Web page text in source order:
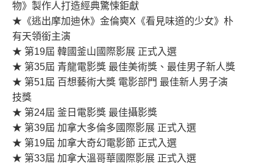
物》製作人打造經典驚悚鉅獻
★《逃出摩加迪休》金倫奭X《看見味道的少女》朴
有天領銜主演
★ 第19屆 韓國釜山國際影展 正式入選
★ 第35屆 青龍電影獎 最佳美術獎、最佳男子新人獎
★ 第51屆 百想藝術大獎 電影部門 最佳新人男子演
技獎
★ 第24屆 釜日電影獎 最佳攝影獎
★ 第39屆 加拿大多倫多國際影展 正式入選
★ 第19屆 加拿大奇幻電影節 正式入選
★ 第33屆 加拿大溫哥華國際影展 正式入選